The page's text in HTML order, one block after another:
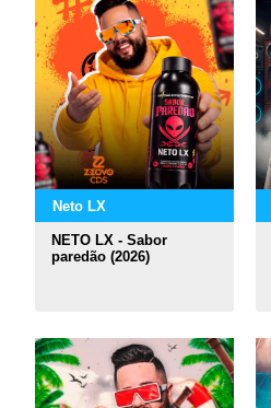
Neto LX
NETO LX - Sabor
paredão (2026)